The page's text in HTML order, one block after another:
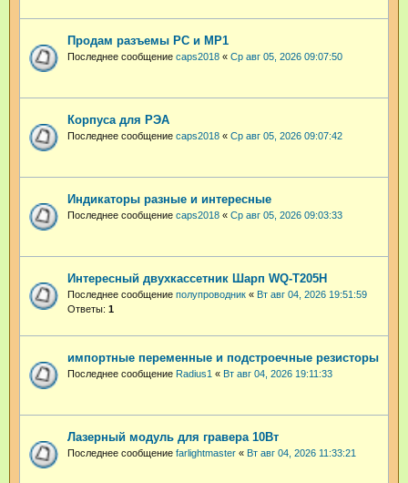
Продам разъемы РС и МР1
Последнее сообщение caps2018 « Ср авг 05, 2026 09:07:50
Корпуса для РЭА
Последнее сообщение caps2018 « Ср авг 05, 2026 09:07:42
Индикаторы разные и интересные
Последнее сообщение caps2018 « Ср авг 05, 2026 09:03:33
Интересный двухкассетник Шарп WQ-T205H
Последнее сообщение полупроводник « Вт авг 04, 2026 19:51:59
Ответы: 1
импортные переменные и подстроечные резисторы
Последнее сообщение Radius1 « Вт авг 04, 2026 19:11:33
Лазерный модуль для гравера 10Вт
Последнее сообщение farlightmaster « Вт авг 04, 2026 11:33:21